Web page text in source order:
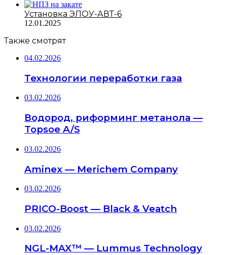
Установка ЭЛОУ-АВТ-6
12.01.2025
Также смотрят
04.02.2026
Технологии переработки газа
03.02.2026
Водород, риформинг метанола —
Topsoe A/S
03.02.2026
Aminex — Merichem Company
03.02.2026
PRICO-Boost — Black & Veatch
03.02.2026
NGL-MAX™ — Lummus Technology